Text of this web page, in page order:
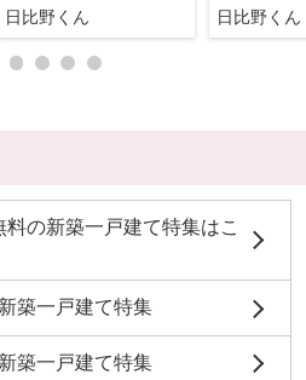
日比野くん 日比野くん
の新築一戸建て特集はこ
築一戸建て特集
築一戸建て特集